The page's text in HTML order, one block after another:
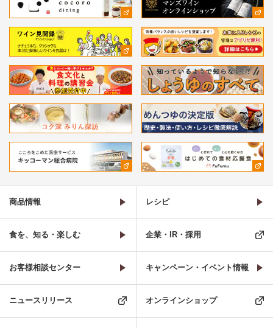
商品情報 レシピ
食を、知る・楽しむ 企業・IR・採用
お客様相談センター キャンペーン・イベント情報
ニュースリリース オンラインショップ